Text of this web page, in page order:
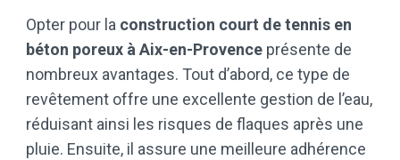
Opter pour la construction court de tennis en
béton poreux à Aix-en-Provence présente de
nombreux avantages. Tout d’abord, ce type de
revêtement offre une excellente gestion de l’eau,
réduisant ainsi les risques de flaques après une
pluie. Ensuite, il assure une meilleure adhérence